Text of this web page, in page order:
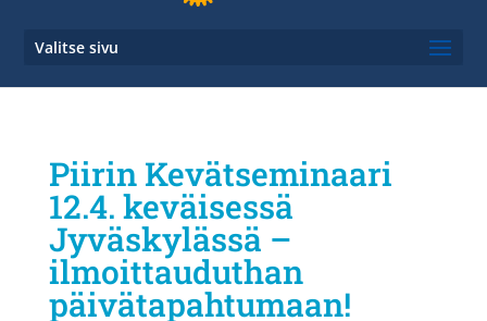
Valitse sivu
Piirin Kevätseminaari
12.4. keväisessä
Jyväskylässä –
ilmoittauduthan
päivätapahtumaan!